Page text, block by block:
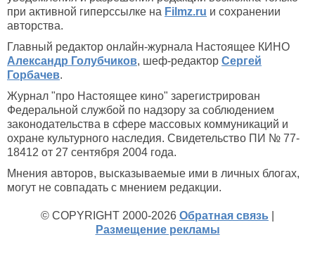
при активной гиперссылке на Filmz.ru и сохранении
авторства.
Главный редактор онлайн-журнала Настоящее КИНО
Александр Голубчиков, шеф-редактор Сергей
Горбачев.
Журнал "про Настоящее кино" зарегистрирован
Федеральной службой по надзору за соблюдением
законодательства в сфере массовых коммуникаций и
охране культурного наследия. Свидетельство ПИ № 77-
18412 от 27 сентября 2004 года.
Мнения авторов, высказываемые ими в личных блогах,
могут не совпадать с мнением редакции.
© COPYRIGHT 2000-2026 Обратная связь
Размещение рекламы